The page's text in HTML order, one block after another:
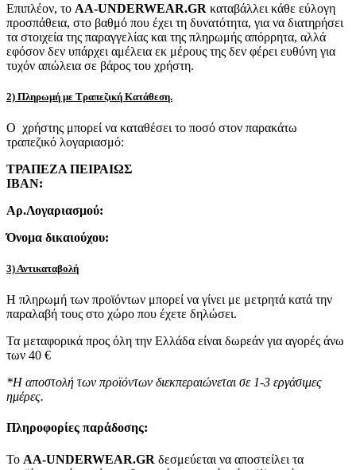
Επιπλέον, το AA-UNDERWEAR.GR καταβάλλει κάθε εύλογη
προσπάθεια, στο βαθμό που έχει τη δυνατότητα, για να διατηρήσει
τα στοιχεία της παραγγελίας και της πληρωμής απόρρητα, αλλά
εφόσον δεν υπάρχει αμέλεια εκ μέρους της δεν φέρει ευθύνη για
τυχόν απώλεια σε βάρος του χρήστη.
2) Πληρωμή με Τραπεζική Κατάθεση.
Ο χρήστης μπορεί να καταθέσει το ποσό στον παρακάτω
τραπεζικό λογαριασμό:
ΤΡΑΠΕΖΑ ΠΕΙΡΑΙΩΣ
IBAN:
Αρ.Λογαριασμού:
Όνομα δικαιούχου:
3) Αντικαταβολή
Η πληρωμή των προϊόντων μπορεί να γίνει με μετρητά κατά την
παραλαβή τους στο χώρο που έχετε δηλώσει.
Τα μεταφορικά προς όλη την Ελλάδα είναι δωρεάν για αγορές άνω
των 40 €
*Η αποστολή των προϊόντων διεκπεραιώνεται σε 1-3 εργάσιμες
ημέρες.
Πληροφορίες παράδοσης:
To AA-UNDERWEAR.GR δεσμεύεται να αποστείλει τα